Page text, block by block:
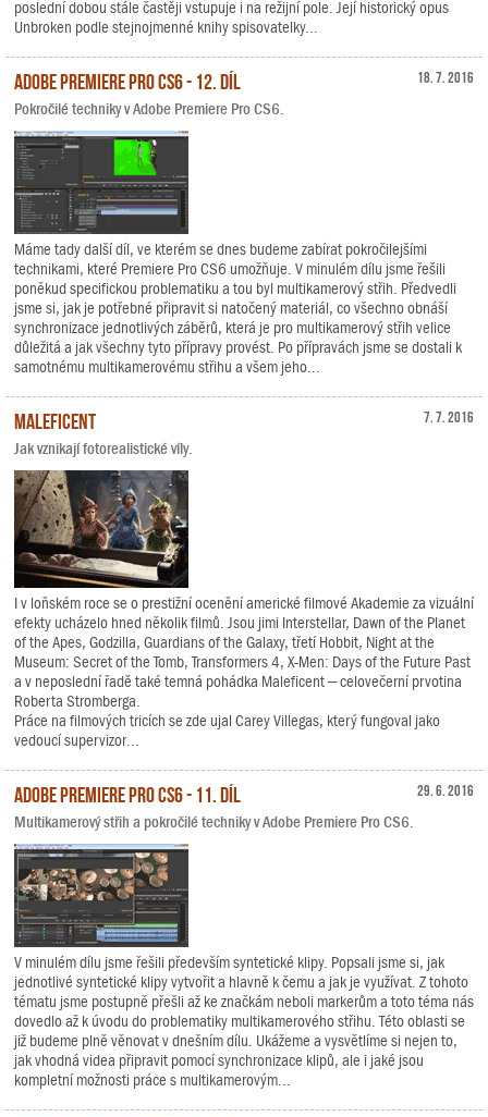
poslední dobou stále častěji vstupuje i na režijní pole. Její historický opus
Unbroken podle stejnojmenné knihy spisovatelky...
18. 7. 2016
Adobe Premiere Pro CS6 - 12. díl
Pokročilé techniky v Adobe Premiere Pro CS6.
Máme tady další díl, ve kterém se dnes budeme zabírat pokročilejšími
technikami, které Premiere Pro CS6 umožňuje. V minulém dílu jsme řešili
poněkud specifickou problematiku a tou byl multikamerový střih. Předvedli
jsme si, jak je potřebné připravit si natočený materiál, co všechno obnáší
synchronizace jednotlivých záběrů, která je pro multikamerový střih velice
důležitá a jak všechny tyto přípravy provést. Po přípravách jsme se dostali k
samotnému multikamerovému střihu a všem jeho...
7. 7. 2016
Maleficent
Jak vznikají fotorealistické víly.
I v loňském roce se o prestižní ocenění americké filmové Akademie za vizuální
efekty ucházelo hned několik filmů. Jsou jimi Interstellar, Dawn of the Planet
of the Apes, Godzilla, Guardians of the Galaxy, třetí Hobbit, Night at the
Museum: Secret of the Tomb, Transformers 4, X-Men: Days of the Future Past
a v neposlední řadě také temná pohádka Maleficent – celovečerní prvotina
Roberta Stromberga.
Práce na filmových tricích se zde ujal Carey Villegas, který fungoval jako
vedoucí supervizor...
29. 6. 2016
Adobe Premiere Pro CS6 - 11. díl
Multikamerový střih a pokročilé techniky v Adobe Premiere Pro CS6.
V minulém dílu jsme řešili především syntetické klipy. Popsali jsme si, jak
jednotlivé syntetické klipy vytvořit a hlavně k čemu a jak je využívat. Z tohoto
tématu jsme postupně přešli až ke značkám neboli markerům a toto téma nás
dovedlo až k úvodu do problematiky multikamerového střihu. Této oblasti se
již budeme plně věnovat v dnešním dílu. Ukážeme a vysvětlíme si nejen to,
jak vhodná videa připravit pomocí synchronizace klipů, ale i jaké jsou
kompletní možnosti práce s multikamerovým...